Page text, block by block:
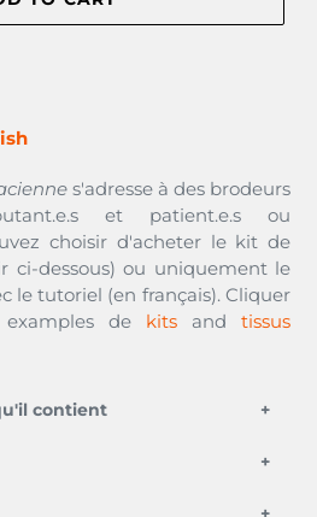
s'adresse à des brodeurs
et patient.e.s ou
choisir d'acheter le kit de
ci-dessous) ou uniquement le
le tutoriel (en français). Cliquer
de kits and tissus
contient